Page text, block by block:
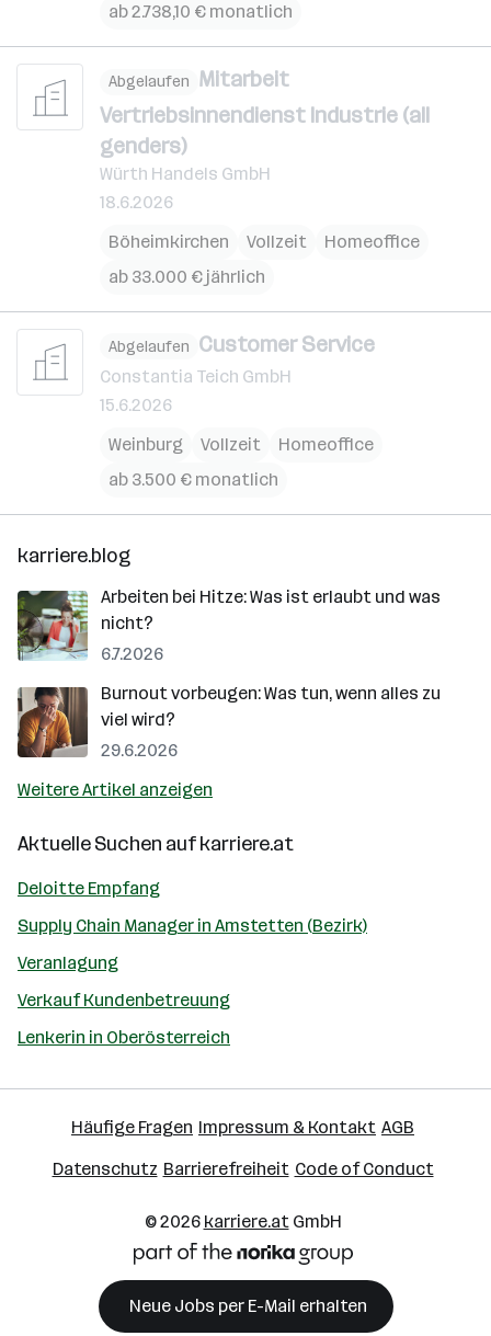
ab 2.738,10 € monatlich
Abgelaufen Mitarbeit
Vertriebsinnendienst Industrie (all
genders)
Würth Handels GmbH
18.6.2026
Böheimkirchen
Vollzeit
Homeoffice
ab 33.000 € jährlich
Abgelaufen Customer Service
Constantia Teich GmbH
15.6.2026
Weinburg
Vollzeit
Homeoffice
ab 3.500 € monatlich
karriere.blog
Arbeiten bei Hitze: Was ist erlaubt und was
nicht?
6.7.2026
Burnout vorbeugen: Was tun, wenn alles zu
viel wird?
29.6.2026
Weitere Artikel anzeigen
Aktuelle Suchen aufkarriere.at
Deloitte Empfang
Supply Chain Manager in Amstetten (Bezirk)
Veranlagung
Verkauf Kundenbetreuung
Lenkerin in Oberösterreich
Häufige Fragen Impressum & Kontakt AGB
Datenschutz Barrierefreiheit Code of Conduct
© 2026 karriere.atGmbH
Neue Jobs per E-Mail erhalten